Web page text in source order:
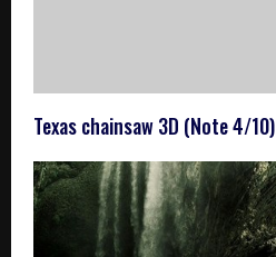
Texas chainsaw 3D (Note 4/10)